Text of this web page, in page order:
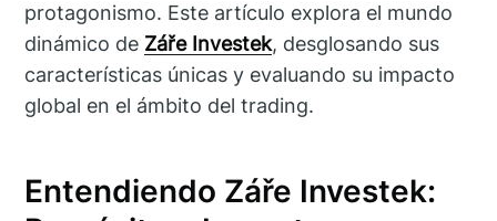
protagonismo. Este artículo explora el mundo
dinámico de Záře Investek, desglosando sus
características únicas y evaluando su impacto
global en el ámbito del trading.
Entendiendo Záře Investek: